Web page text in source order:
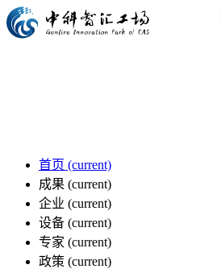
首页 (current)
成果 (current)
企业 (current)
设备 (current)
专家 (current)
政策 (current)